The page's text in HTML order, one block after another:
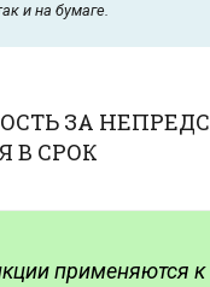
и на бумаге.
ЗА
В СРОК
применяются к